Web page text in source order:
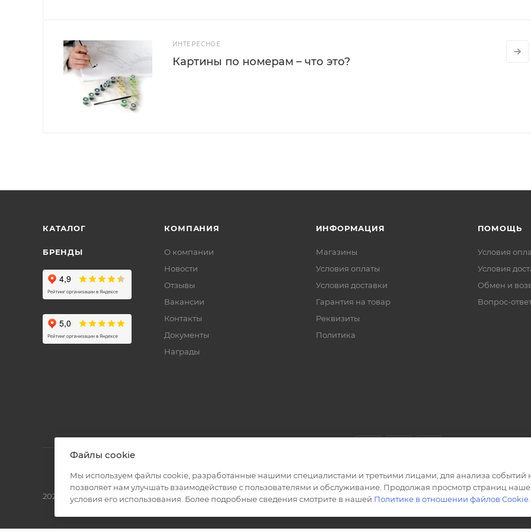
ИНТЕРЕСНОЕ
Картины по номерам – что это?
КАТАЛОГ
БРЕНДЫ
КОМПАНИЯ
О компании
Новости
Отзывы
Вакансии
Контакты
Документы
Награды
ИНФОРМАЦИЯ
Магазины
Условия оплаты
Условия доставки
Гарантия на товар
Реквизиты
Политика
ПОМОЩЬ
Условия
Условия
Обмен и
Вопрос-
2026 © Полиграф кит - интернет-магазин
Файлы cookie
Мы используем файлы cookie, разработанные нашими специалистами и третьими лицами, для анализа событий
позволяет нам улучшать взаимодействие с пользователями и обслуживание. Продолжая просмотр страниц
условия его использования. Более подробные сведения смотрите в нашей Политике в отношении файлов Cookie